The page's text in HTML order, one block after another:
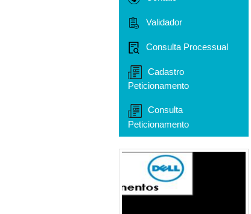
Validador
Consulta Processual
Cadastro
Peticionamento
Consulta
Peticionamento